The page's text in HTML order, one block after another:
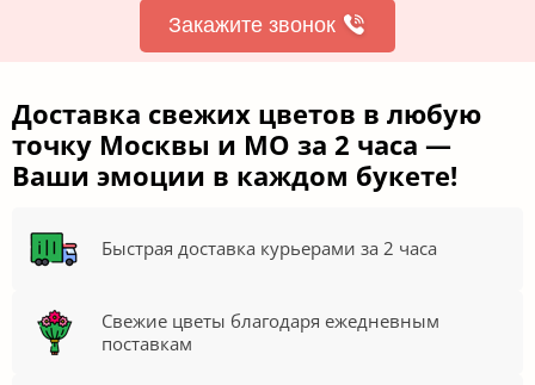
Закажите звонок
Доставка свежих цветов в любую
точку Москвы и МО за 2 часа —
Ваши эмоции в каждом букете!
Быстрая доставка курьерами за 2 часа
Свежие цветы благодаря ежедневным
поставкам